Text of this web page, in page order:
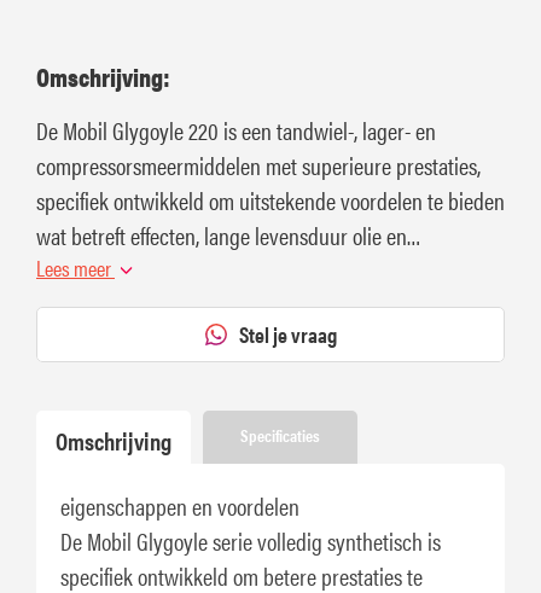
Omschrijving:
De Mobil Glygoyle 220 is een tandwiel-, lager- en
compressorsmeermiddelen met superieure prestaties,
specifiek ontwikkeld om uitstekende voordelen te bieden
wat betreft effecten, lange levensduur olie en
bescherming van machines.
Lees meer
Stel je vraag
Omschrijving Specificaties
eigenschappen en voordelen
De Mobil Glygoyle serie volledig synthetisch is
specifiek ontwikkeld om betere prestaties te